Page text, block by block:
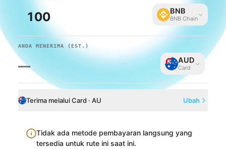
BNB
BNB Chain
ANDA MENERIMA (EST.)
— AUD
Card
Terima melalui Card · AU Ubah
Tidak ada metode pembayaran langsung yang
tersedia untuk rute ini saat ini.